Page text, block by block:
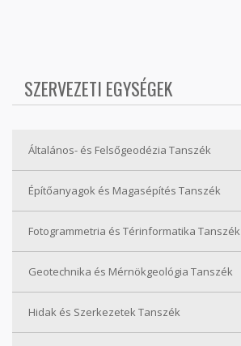
SZERVEZETI EGYSÉGEK
Általános- és Felsőgeodézia Tanszék
Építőanyagok és Magasépítés Tanszék
Fotogrammetria és Térinformatika Tanszék
Geotechnika és Mérnökgeológia Tanszék
Hidak és Szerkezetek Tanszék